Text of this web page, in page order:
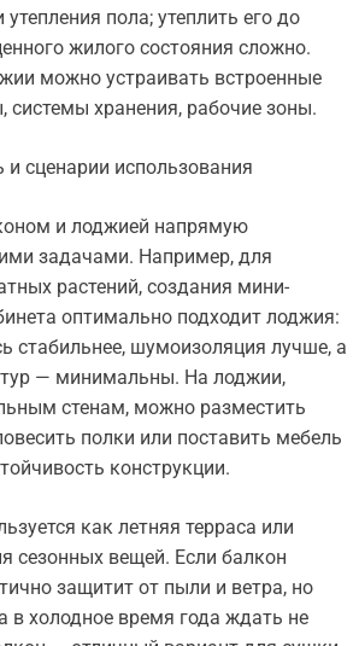
утепления пола; утеплить его до
жилого состояния сложно.
можно устраивать встроенные
хранения, рабочие зоны.
сценарии использования
и лоджией напрямую
задачами. Например, для
растений, создания мини-
оптимально подходит лоджия:
стабильнее, шумоизоляция лучше, а
— минимальны. На лоджии,
стенам, можно разместить
полки или поставить мебель
конструкции.
как летняя терраса или
сезонных вещей. Если балкон
защитит от пыли и ветра, но
в холодное время года ждать не